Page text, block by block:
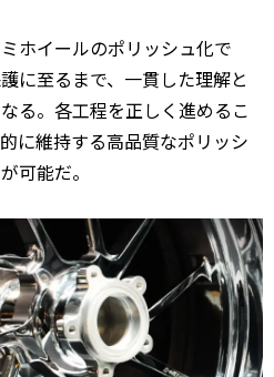
ホイールのポリッシュ化で
に至るまで、一貫した理解と
る。各工程を正しく進めるこ
に維持する高品質なポリッシ
可能だ。